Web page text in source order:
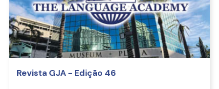
Revista GJA - Edição 46